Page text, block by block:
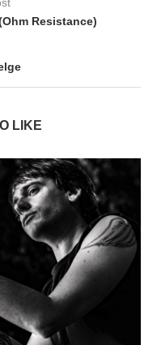
Resistance)
LIKE